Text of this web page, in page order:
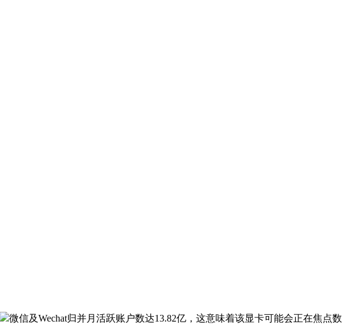
微信及Wechat归并月活跃账户数达13.82亿，这意味着该显卡可能会正在焦点数